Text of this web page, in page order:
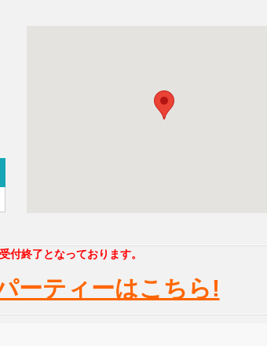
付終了となっております。
ーティーはこちら!